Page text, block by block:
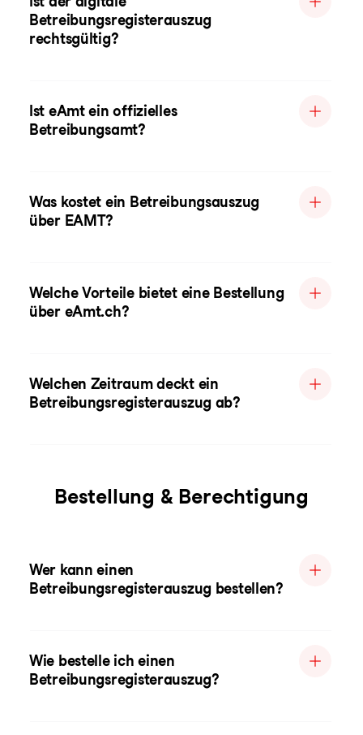
Betreibungsregisterauszug
rechtsgültig?
Ist eAmt ein offizielles
Betreibungsamt?
Was kostet ein Betreibungsauszug
über EAMT?
Welche Vorteile bietet eine Bestellung
über eAmt.ch?
Welchen Zeitraum deckt ein
Betreibungsregisterauszug ab?
Bestellung & Berechtigung
Wer kann einen
Betreibungsregisterauszug bestellen?
Wie bestelle ich einen
Betreibungsregisterauszug?